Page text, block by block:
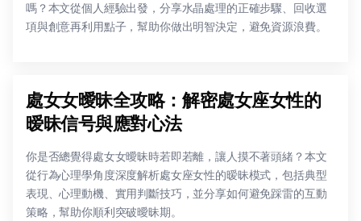
嗎？本文從個人經驗出發，分享水晶處理的正確步驟、回收選
項與創意再利用點子，幫助你做出明智決定，避免資源浪費。
處女女曖昧全攻略：解密處女座女性的
暧昧信号與應對心法
你是否總覺得處女女曖昧時若即若離，讓人摸不著頭緒？本文
從行為心理學角度深度解析處女座女性的暧昧模式，包括典型
表現、心理動機、實用判斷技巧，並分享如何避免踩雷的互動
策略，幫助你順利突破曖昧期。